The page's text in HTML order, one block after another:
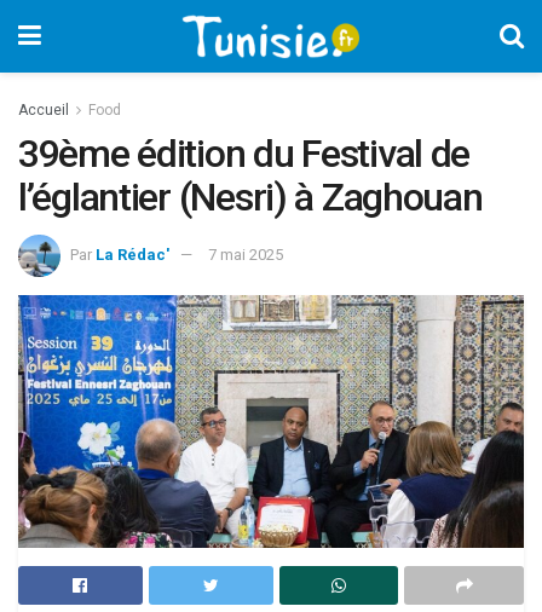
Accueil Food
39ème édition du Festival de
l’églantier (Nesri) à Zaghouan
Par La Rédac' 7 mai 2025